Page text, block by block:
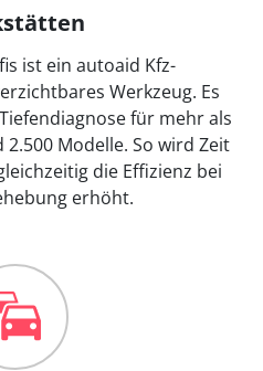
ist ein autoaid Kfz-
Werkzeug. Es
für mehr als
Modelle. So wird Zeit
die Effizienz bei
erhöht.